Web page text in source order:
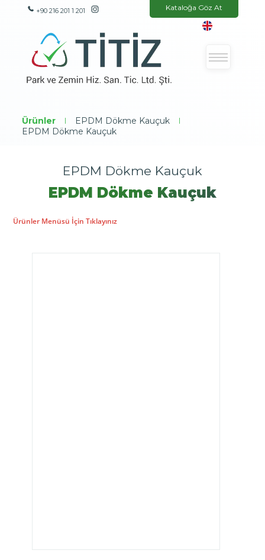
+90 216 201 1 201 Kataloğa Göz At
Ürünler | EPDM Dökme Kauçuk |
EPDM Dökme Kauçuk
EPDM Dökme Kauçuk
EPDM Dökme Kauçuk
Ürünler Menüsü İçin Tıklayınız